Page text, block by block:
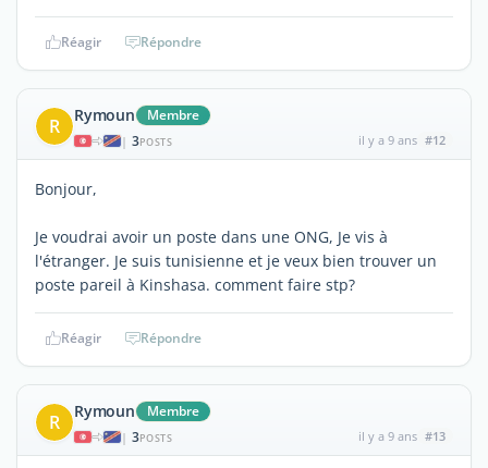
Réagir Répondre
R Rymoun Membre
| 3POSTS il y a 9 ans #12
Bonjour,
Je voudrai avoir un poste dans une ONG, Je vis à
l'étranger. Je suis tunisienne et je veux bien trouver un
poste pareil à Kinshasa. comment faire stp?
Réagir Répondre
R Rymoun Membre
| 3POSTS il y a 9 ans #13